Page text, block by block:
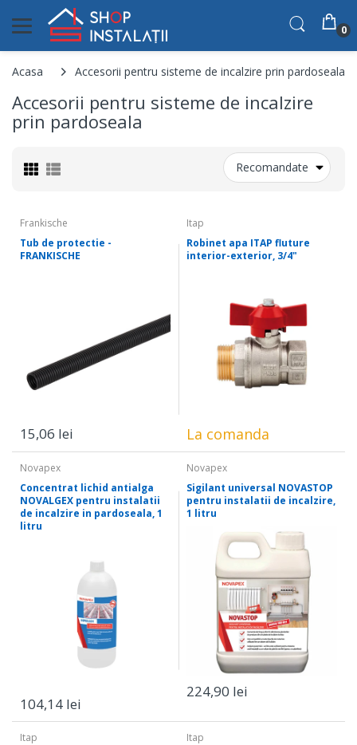
0
Acasa Accesorii pentru sisteme de incalzire prin pardoseala
Accesorii pentru sisteme de incalzire
prin pardoseala
Recomandate
Frankische
Tub de protectie -
FRANKISCHE
15,06 lei
Itap
Robinet apa ITAP fluture
interior-exterior, 3/4"
La comanda
Novapex
Concentrat lichid antialga
NOVALGEX pentru instalatii
de incalzire in pardoseala, 1
litru
104,14 lei
Novapex
Sigilant universal NOVASTOP
pentru instalatii de incalzire,
1 litru
224,90 lei
Itap
Itap